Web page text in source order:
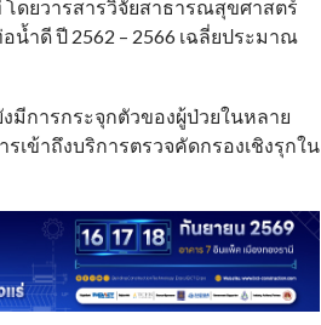
ดยวารสารวิจัยสาธารณสุขศาสตร์
ำดี ปี 2562 – 2566 เฉลี่ยประมาณ
มีการกระจุกตัวของผู้ป่วยในหลาย
เข้าถึงบริการตรวจคัดกรองเชิงรุกใน